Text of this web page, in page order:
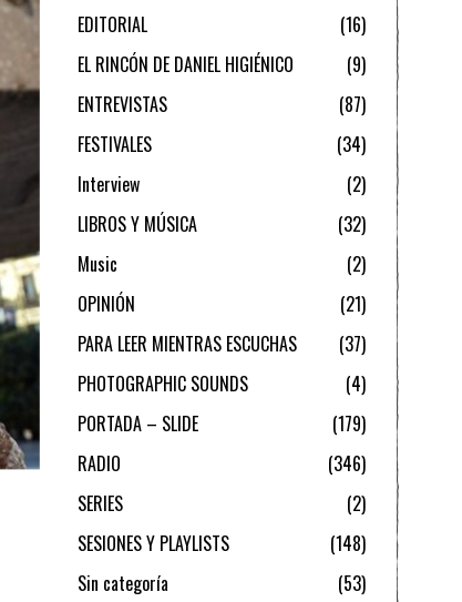
EDITORIAL
16
EL RINCÓN DE DANIEL HIGIÉNICO
9
ENTREVISTAS
87
FESTIVALES
34
Interview
2
LIBROS Y MÚSICA
32
Music
2
OPINIÓN
21
PARA LEER MIENTRAS ESCUCHAS
37
PHOTOGRAPHIC SOUNDS
4
PORTADA – SLIDE
179
RADIO
346
SERIES
2
SESIONES Y PLAYLISTS
148
Sin categoría
53